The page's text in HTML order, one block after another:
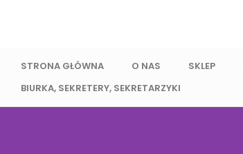
STRONA GŁÓWNA O NAS SKLEP
BIURKA, SEKRETERY, SEKRETARZYKI